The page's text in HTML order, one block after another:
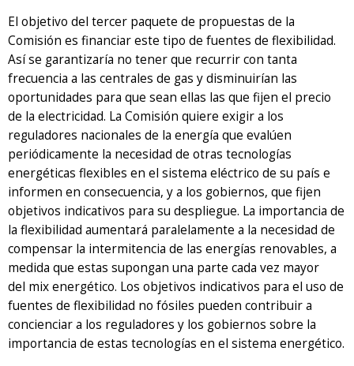
El objetivo del tercer paquete de propuestas de la
Comisión es financiar este tipo de fuentes de flexibilidad.
Así se garantizaría no tener que recurrir con tanta
frecuencia a las centrales de gas y disminuirían las
oportunidades para que sean ellas las que fijen el precio
de la electricidad. La Comisión quiere exigir a los
reguladores nacionales de la energía que evalúen
periódicamente la necesidad de otras tecnologías
energéticas flexibles en el sistema eléctrico de su país e
informen en consecuencia, y a los gobiernos, que fijen
objetivos indicativos para su despliegue. La importancia de
la flexibilidad aumentará paralelamente a la necesidad de
compensar la intermitencia de las energías renovables, a
medida que estas supongan una parte cada vez mayor
del mix energético. Los objetivos indicativos para el uso de
fuentes de flexibilidad no fósiles pueden contribuir a
concienciar a los reguladores y los gobiernos sobre la
importancia de estas tecnologías en el sistema energético.